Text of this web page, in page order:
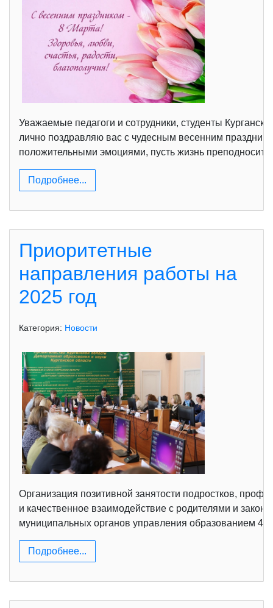
Уважаемые педагоги и сотрудники, студенты
лично поздравляю вас с чудесным весенним
положительными эмоциями, пусть жизнь преподносит
Подробнее...
Приоритетные
направления работы на
2025 год
Категория: Новости
Организация позитивной занятости подростков,
и качественное взаимодействие с родителями и
муниципальных органов управления образованием 4
Подробнее...